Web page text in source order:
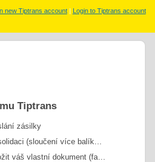
new Tiptrans account| Login to Tiptrans account
Tiptrans
zásilky
(sloučení více balíků do jednoho)
dokument (fakturu, MSDS apod.)